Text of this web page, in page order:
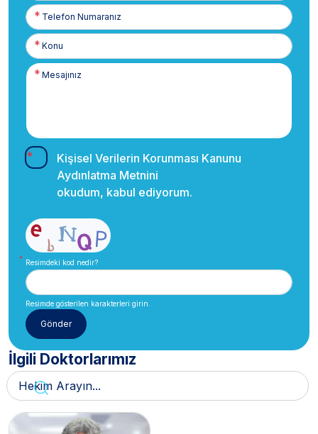
Telefon
Numaranız
Kişisel Verilerin Korunması Kanunu
Aydınlatma Metnini
okudum, kabul ediyorum.
Resimdeki kod nedir?
Resimde gösterilen karakterleri girin.
İlgili Doktorlarımız